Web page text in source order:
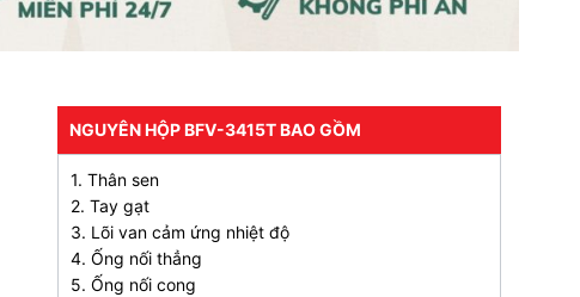
NGUYÊN HỘP BFV-3415T BAO GỒM
1. Thân sen
2. Tay gạt
3. Lõi van cảm ứng nhiệt độ
4. Ống nối thẳng
5. Ống nối cong